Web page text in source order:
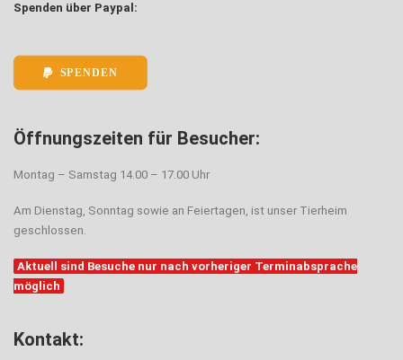
Spenden über Paypal:
SPENDEN
Öffnungszeiten für Besucher:
Montag – Samstag 14.00 – 17.00 Uhr
Am Dienstag, Sonntag sowie an Feiertagen, ist unser Tierheim
geschlossen.
Aktuell sind Besuche nur nach vorheriger Terminabsprache
möglich
Kontakt: